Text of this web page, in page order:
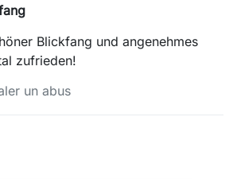
Blickfang und angenehmes
zufrieden!
un abus